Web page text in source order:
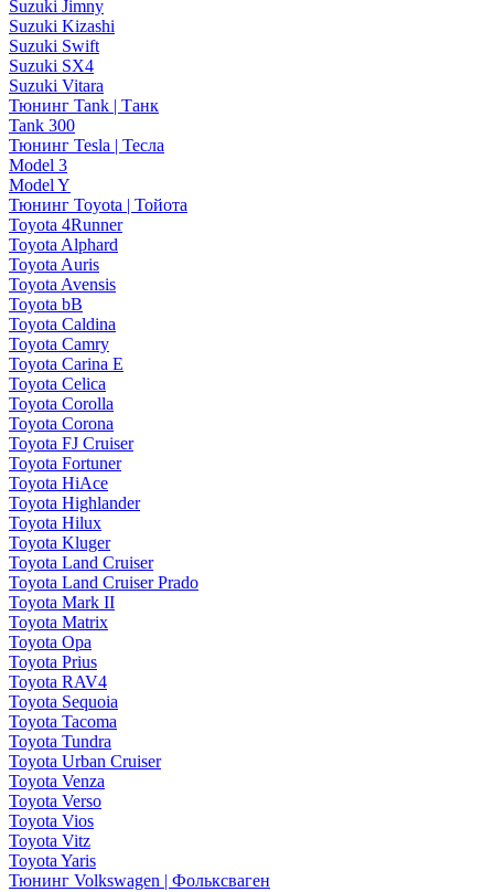
Suzuki Jimny
Suzuki Kizashi
Suzuki Swift
Suzuki SX4
Suzuki Vitara
Тюнинг Tank | Танк
Tank 300
Тюнинг Tesla | Тесла
Model 3
Model Y
Тюнинг Toyota | Тойота
Toyota 4Runner
Toyota Alphard
Toyota Auris
Toyota Avensis
Toyota bB
Toyota Caldina
Toyota Camry
Toyota Carina E
Toyota Celica
Toyota Corolla
Toyota Corona
Toyota FJ Cruiser
Toyota Fortuner
Toyota HiAce
Toyota Highlander
Toyota Hilux
Toyota Kluger
Toyota Land Cruiser
Toyota Land Cruiser Prado
Toyota Mark II
Toyota Matrix
Toyota Opa
Toyota Prius
Toyota RAV4
Toyota Sequoia
Toyota Tacoma
Toyota Tundra
Toyota Urban Cruiser
Toyota Venza
Toyota Verso
Toyota Vios
Toyota Vitz
Toyota Yaris
Тюнинг Volkswagen | Фольксваген